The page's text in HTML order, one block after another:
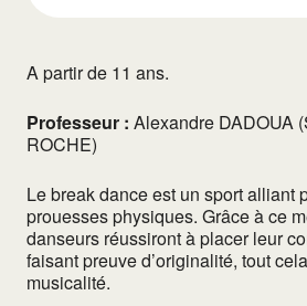
A partir de 11 ans.
Professeur : Alexandre DADOUA
ROCHE)
Le break dance est un sport alliant
prouesses physiques. Grâce à ce
danseurs réussiront à placer leur
faisant preuve d’originalité, tout
musicalité.